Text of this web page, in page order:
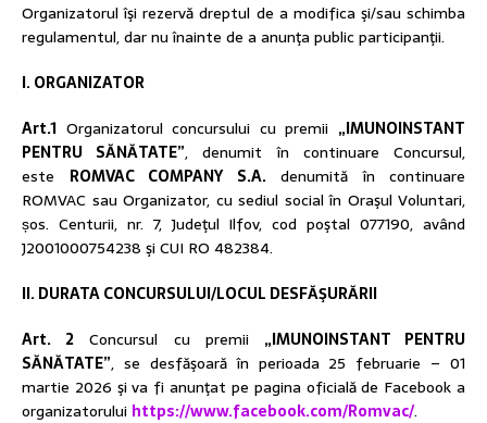
Organizatorul îşi rezervă dreptul de a modifica şi/sau schimba
regulamentul, dar nu înainte de a anunţa public participanţii.
I. ORGANIZATOR
Art.1 Organizatorul concursului cu premii „IMUNOINSTANT
PENTRU SĂNĂTATE”, denumit în continuare Concursul,
este ROMVAC COMPANY S.A.denumită în continuare
ROMVAC sau Organizator, cu sediul social în Oraşul Voluntari,
șos. Centurii, nr. 7, Judeţul Ilfov, cod poştal 077190, având
J2001000754238 şi CUI RO 482384.
II. DURATA CONCURSULUI/LOCUL DESFĂŞURĂRII
Art. 2 Concursul cu premii „IMUNOINSTANT PENTRU
SĂNĂTATE”, se desfăşoară în perioada 25 februarie – 01
martie 2026 şi va fi anunţat pe pagina oficială de Facebook a
organizatorului https://www.facebook.com/Romvac/.